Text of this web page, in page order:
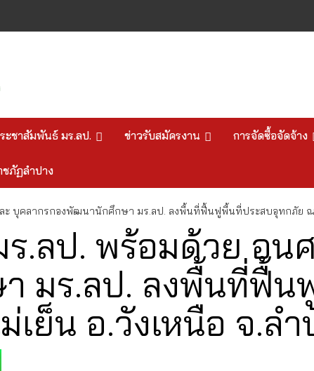
ะชาสัมพันธ์ มร.ลป. ข่าวรับสมัครงาน การจัดซื้อจัดจ้าง
ภัฏลำปาง
ะ บุคลากรกองพัฒนานักศึกษา มร.ลป. ลงพื้นที่ฟื้นฟูพื้นที่ประสบอุทกภัย ณ
.ลป. พร้อมด้วย อน
มร.ลป. ลงพื้นที่ฟื้
เย็น อ.วังเหนือ จ.ลำ